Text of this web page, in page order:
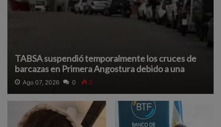
TABSA suspendió temporalmente los cruces de
barcazas en Primera Angostura debido a una
densa neblina que reduce la visibilidad y afecta la
navegación segura.
Ago 07, 2026 0 2